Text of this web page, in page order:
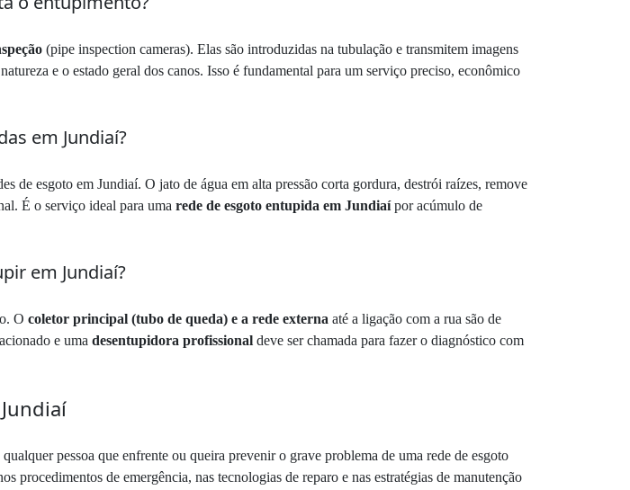
(pipe inspection cameras). Elas são introduzidas na tubulação e transmitem imagens
e o estado geral dos canos. Isso é fundamental para um serviço preciso, econômico
em Jundiaí?
de esgoto em Jundiaí. O jato de água em alta pressão corta gordura, destrói raízes, remove
É o serviço ideal para uma rede de esgoto entupida em Jundiaípor acúmulo de
em Jundiaí?
O coletor principal (tubo de queda) e a rede externa até a ligação com a rua são de
e uma desentupidora profissional deve ser chamada para fazer o diagnóstico com
pessoa que enfrente ou queira prevenir o grave problema de uma rede de esgoto
procedimentos de emergência, nas tecnologias de reparo e nas estratégias de manutenção